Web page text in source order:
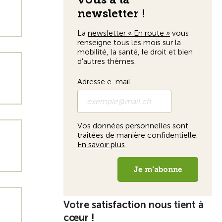
Votre satisfaction nous tient à
cœur !